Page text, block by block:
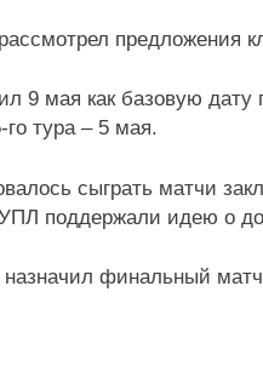
рассмотрел предложения
9 мая как базовую
го тура – 5 мая.
сыграть матчи
поддержали идею о
назначил финальный